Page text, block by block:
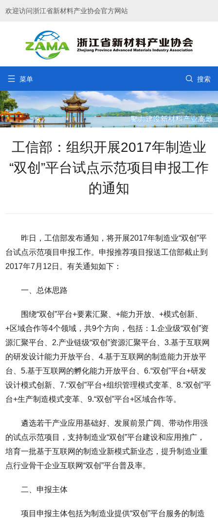
欢迎访问浙江省新材料产业协会官方网站
 菜单  搜索
工信部：组织开展2017年制造业
“双创”平台试点示范项目申报工作
的通知
昨日，工信部发布通知，将开展2017年制造业“双创”平
台试点示范项目申报工作。申报推荐项目报送工信部截止到
2017年7月12日。有关通知如下：
一、总体思路
围绕“双创”平台+要素汇聚、+能力开放、+模式创新、
+区域合作等4个领域，共9个方向，包括：1.企业级“双创”资
源汇聚平台、2.产业链级“双创”资源汇聚平台、3.基于互联网
的研发设计能力开放平台、4.基于互联网的制造能力开放平
台、5.基于互联网的孵化能力开放平台、6.“双创”平台+研发
设计模式创新、7.“双创”平台+组织管理模式变革、8.“双创”平
台+生产制造模式变革、9.“双创”平台+区域合作等。
遴选若干产业应用基础好、发展前景广阔、带动作用强
的试点示范项目，支持制造业“双创”平台建设和应用推广，
培育一批基于互联网的制造业新模式新业态，提升制造业重
点行业骨干企业互联网“双创”平台普及率。
二、申报主体
项目申报主体包括为制造业提供“双创”平台服务的制造